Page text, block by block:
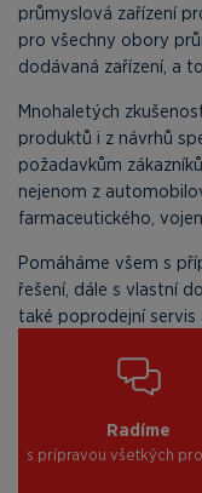
průmyslová zařízení
pro všechny obory
dodávaná zařízení, a
Mnohaletých
produktů i z návrhů
požadavkům
nejenom z
farmaceutického,
Pomáháme všem s
řešení, dále s vlastní
také poprodejní servis
Radíme
s prípravou všetkých